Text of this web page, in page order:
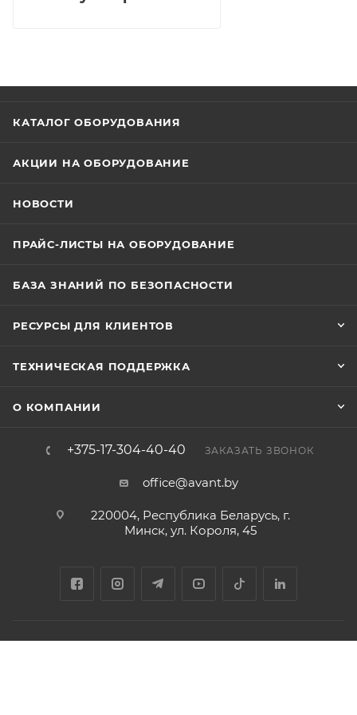
КАТАЛОГ ОБОРУДОВАНИЯ
АКЦИИ НА ОБОРУДОВАНИЕ
НОВОСТИ
ПРАЙС-ЛИСТЫ НА ОБОРУДОВАНИЕ
БАЗА ЗНАНИЙ ПО БЕЗОПАСНОСТИ
РЕСУРСЫ ДЛЯ КЛИЕНТОВ
ТЕХНИЧЕСКАЯ ПОДДЕРЖКА
О КОМПАНИИ
+375-17-304-40-40 ЗАКАЗАТЬ ЗВОНОК
office@avant.by
220004, Республика Беларусь, г.
Минск, ул. Короля, 45